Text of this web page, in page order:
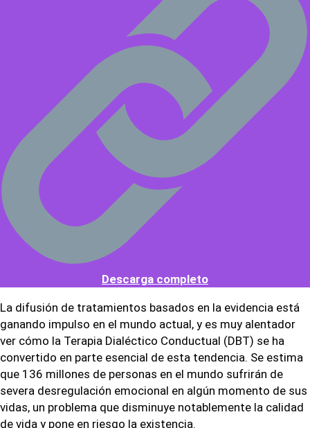
Descarga completo
La difusión de tratamientos basados en la evidencia está
ganando impulso en el mundo actual, y es muy alentador
ver cómo la Terapia Dialéctico Conductual (DBT) se ha
convertido en parte esencial de esta tendencia. Se estima
que 136 millones de personas en el mundo sufrirán de
severa desregulación emocional en algún momento de sus
vidas, un problema que disminuye notablemente la calidad
de vida y pone en riesgo la existencia.